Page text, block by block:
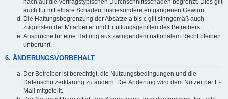
auch für mittelbare Schäden, insbesondere entgangenen Gewinn.
Die Haftungsbegrenzung der Absätze a bis c gilt sinngemäß auch
zugunsten der Mitarbeiter und Erfüllungsgehilfen des Betreibers.
Ansprüche für eine Haftung aus zwingendem nationalem Recht bleiben
unberührt.
6. ÄNDERUNGSVORBEHALT
Der Betreiber ist berechtigt, die Nutzungsbedingungen und die
Datenschutzerklärung zu ändern. Die Änderung wird dem Nutzer per E-
Mail mitgeteilt.